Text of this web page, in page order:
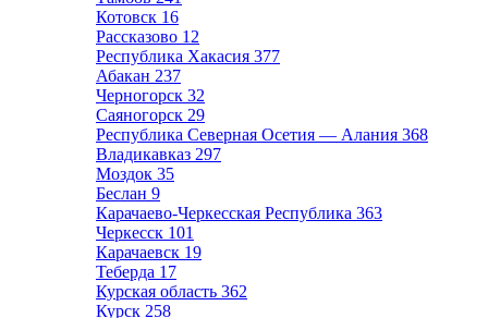
Котовск 16
Рассказово 12
Республика Хакасия 377
Абакан 237
Черногорск 32
Саяногорск 29
Республика Северная Осетия — Алания 368
Владикавказ 297
Моздок 35
Беслан 9
Карачаево-Черкесская Республика 363
Черкесск 101
Карачаевск 19
Теберда 17
Курская область 362
Курск 258